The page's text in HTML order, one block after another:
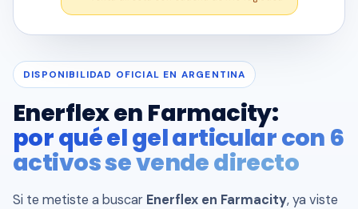
DISPONIBILIDAD OFICIAL EN ARGENTINA
Enerflex en Farmacity:
por qué el gel articular con 6
activos se vende directo
Si te metiste a buscar Enerflex en Farmacity, ya viste